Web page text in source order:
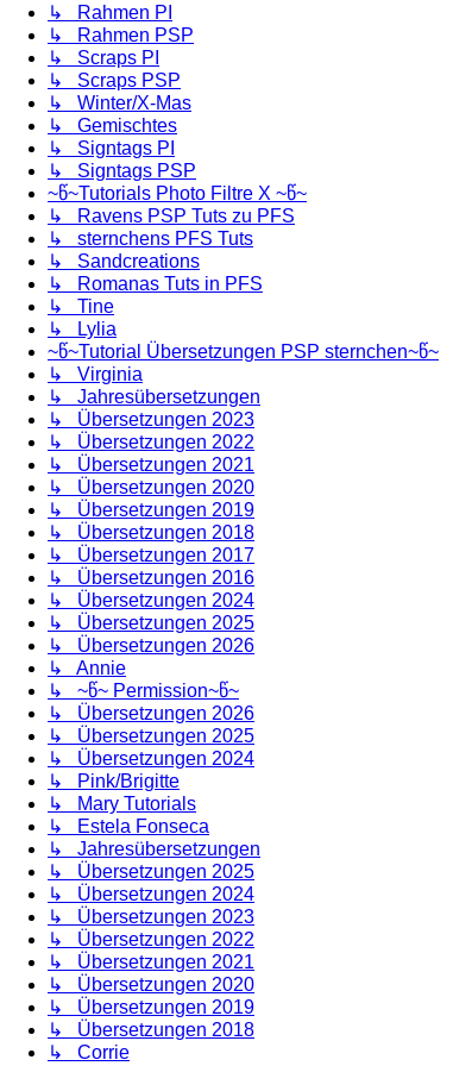
↳ Rahmen PI
↳ Rahmen PSP
↳ Scraps PI
↳ Scraps PSP
↳ Winter/X-Mas
↳ Gemischtes
↳ Signtags PI
↳ Signtags PSP
~წ~Tutorials Photo Filtre X ~წ~
↳ Ravens PSP Tuts zu PFS
↳ sternchens PFS Tuts
↳ Sandcreations
↳ Romanas Tuts in PFS
↳ Tine
↳ Lylia
~წ~Tutorial Übersetzungen PSP sternchen~წ~
↳ Virginia
↳ Jahresübersetzungen
↳ Übersetzungen 2023
↳ Übersetzungen 2022
↳ Übersetzungen 2021
↳ Übersetzungen 2020
↳ Übersetzungen 2019
↳ Übersetzungen 2018
↳ Übersetzungen 2017
↳ Übersetzungen 2016
↳ Übersetzungen 2024
↳ Übersetzungen 2025
↳ Übersetzungen 2026
↳ Annie
↳ ~წ~ Permission~წ~
↳ Übersetzungen 2026
↳ Übersetzungen 2025
↳ Übersetzungen 2024
↳ Pink/Brigitte
↳ Mary Tutorials
↳ Estela Fonseca
↳ Jahresübersetzungen
↳ Übersetzungen 2025
↳ Übersetzungen 2024
↳ Übersetzungen 2023
↳ Übersetzungen 2022
↳ Übersetzungen 2021
↳ Übersetzungen 2020
↳ Übersetzungen 2019
↳ Übersetzungen 2018
↳ Corrie